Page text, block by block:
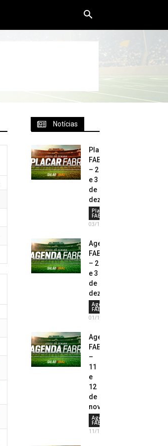
Notícias
Placar
FABR
– 2
e 3
de
dezembro
Placar
FABR
03/12/2023
Agenda
FABR
– 2
e 3
de
dezembro
Agenda
FABR
01/12/2023
Agenda
FABR
–
11
e
12
de
novembro
Agenda
FABR
11/11/2023